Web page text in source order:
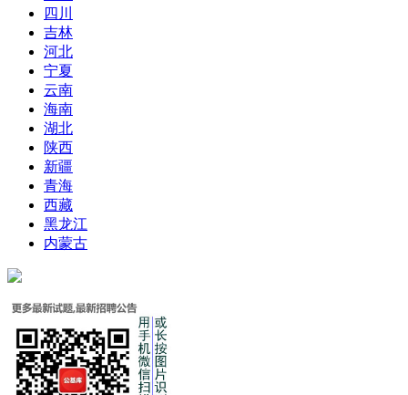
四川
吉林
河北
宁夏
云南
海南
湖北
陕西
新疆
青海
西藏
黑龙江
内蒙古